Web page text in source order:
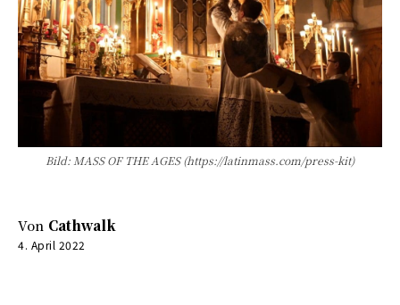
Bild: MASS OF THE AGES (https://latinmass.com/press-kit)
Von Cathwalk
4. April 2022